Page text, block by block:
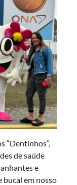
“Dentinhos”,
de saúde
e
bucal em nosso